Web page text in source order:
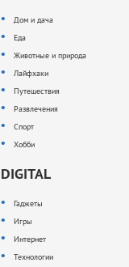
Дом и дача
Еда
Животные и природа
Лайфхаки
Путешествия
Развлечения
Спорт
Хобби
DIGITAL
Гаджеты
Игры
Интернет
Технологии